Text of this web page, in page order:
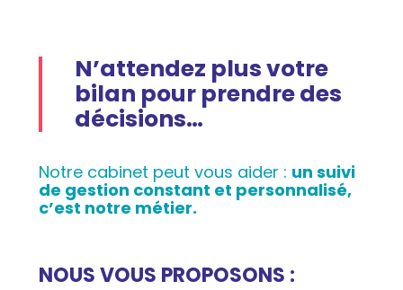
N’attendez plus votre
bilan pour prendre des
décisions…
Notre cabinet peut vous aider : un suivi
de gestion constant et personnalisé,
c’est notre métier.
NOUS VOUS PROPOSONS :